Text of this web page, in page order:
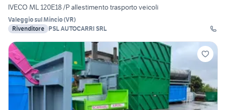
IVECO ML 120E18 /P allestimento trasporto veicoli
Valeggio sul Mincio(VR)
Rivenditore PSL AUTOCARRI SRL